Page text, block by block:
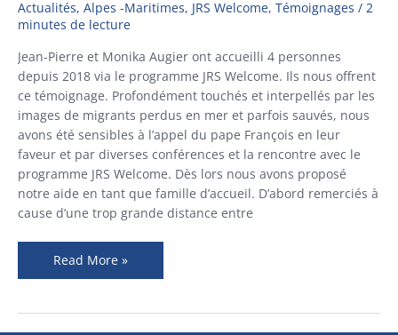
Actualités, Alpes -Maritimes, JRS Welcome, Témoignages / 2
minutes de lecture
Jean-Pierre et Monika Augier ont accueilli 4 personnes
depuis 2018 via le programme JRS Welcome. Ils nous offrent
ce témoignage. Profondément touchés et interpellés par les
images de migrants perdus en mer et parfois sauvés, nous
avons été sensibles à l’appel du pape François en leur
faveur et par diverses conférences et la rencontre avec le
programme JRS Welcome. Dès lors nous avons proposé
notre aide en tant que famille d’accueil. D’abord remerciés à
cause d’une trop grande distance entre
PIERRE
MONIKA
AUGIER,
FAMILLE
D’ACCUEIL
JRS
WELCOME
Read More »